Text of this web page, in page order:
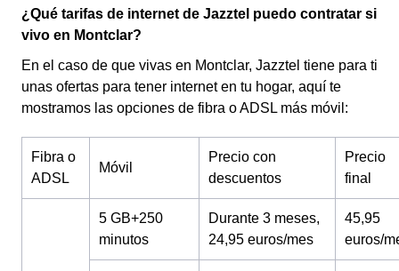
¿Qué tarifas de internet de Jazztel puedo contratar si
vivo en Montclar?
En el caso de que vivas en Montclar, Jazztel tiene para ti
unas ofertas para tener internet en tu hogar, aquí te
mostramos las opciones de fibra o ADSL más móvil:
Fibra o
ADSL
Móvil
Precio con
descuentos
Precio
final
5 GB+250
minutos
Durante 3 meses,
24,95 euros/mes
45,95
euros/